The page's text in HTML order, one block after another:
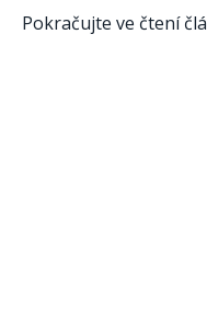
Pokračujte ve čtení